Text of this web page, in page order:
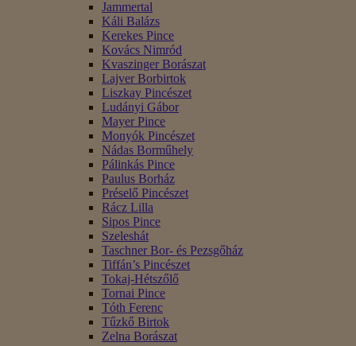
Jammertal
Káli Balázs
Kerekes Pince
Kovács Nimród
Kvaszinger Borászat
Lajver Borbirtok
Liszkay Pincészet
Ludányi Gábor
Mayer Pince
Monyók Pincészet
Nádas Borműhely
Pálinkás Pince
Paulus Borház
Préselő Pincészet
Rácz Lilla
Sipos Pince
Szeleshát
Taschner Bor- és Pezsgőház
Tiffán’s Pincészet
Tokaj-Hétszőlő
Tornai Pince
Tóth Ferenc
Tűzkő Birtok
Zelna Borászat